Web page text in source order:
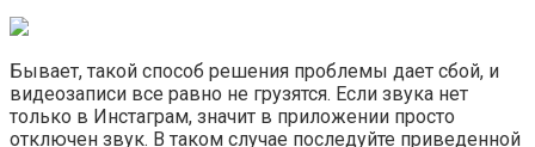
Бывает, такой способ решения проблемы дает сбой, и
видеозаписи все равно не грузятся. Если звука нет
только в Инстаграм, значит в приложении просто
отключен звук. В таком случае последуйте приведенной